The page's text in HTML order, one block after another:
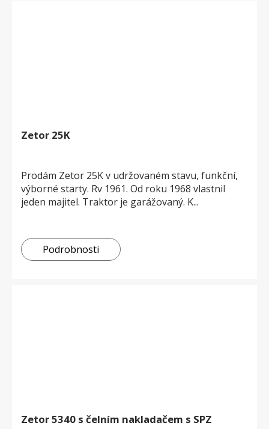
Zetor 25K
Prodám Zetor 25K v udržovaném stavu, funkční,
výborné starty. Rv 1961. Od roku 1968 vlastnil
jeden majitel. Traktor je garážovaný. K...
Podrobnosti
Zetor 5340 s čelním nakladačem s SPZ